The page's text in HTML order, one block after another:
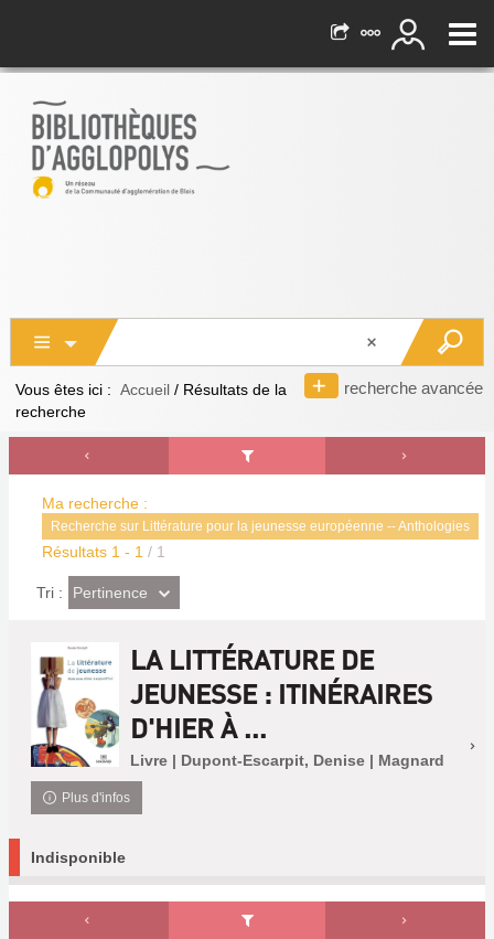
recherche avancée
Vous êtes ici : Accueil / Résultats de la
recherche
Ma recherche :
Recherche sur Littérature pour la jeunesse européenne -- Anthologies
Résultats 1 - 1 / 1
Tri : (Effet
imédiat)
Pertinence
LA LITTÉRATURE DE
JEUNESSE : ITINÉRAIRES
D'HIER À ...
Livre | Dupont-Escarpit, Denise | Magnard
Plus d'infos
Indisponible